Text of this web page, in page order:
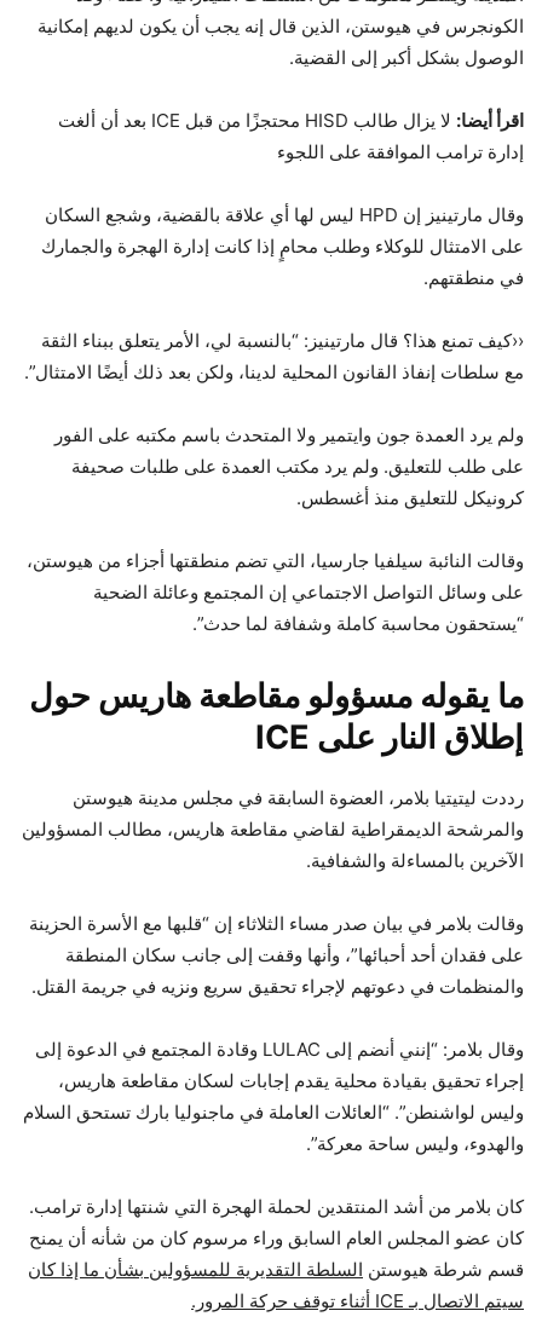
الكونجرس في هيوستن، الذين قال إنه يجب أن يكون لديهم إمكانية
الوصول بشكل أكبر إلى القضية.
اقرأ أيضا:
لا يزال طالب HISD محتجزًا من قبل ICE بعد أن ألغت
إدارة ترامب الموافقة على اللجوء
وقال مارتينيز إن HPD ليس لها أي علاقة بالقضية، وشجع السكان
على الامتثال للوكلاء وطلب محامٍ إذا كانت إدارة الهجرة والجمارك
في منطقتهم.
‹‹كيف تمنع هذا؟ قال مارتينيز: “بالنسبة لي، الأمر يتعلق ببناء الثقة
مع سلطات إنفاذ القانون المحلية لدينا، ولكن بعد ذلك أيضًا الامتثال”.
ولم يرد العمدة جون وايتمير ولا المتحدث باسم مكتبه على الفور
على طلب للتعليق. ولم يرد مكتب العمدة على طلبات صحيفة
كرونيكل للتعليق منذ أغسطس.
وقالت النائبة سيلفيا جارسيا، التي تضم منطقتها أجزاء من هيوستن،
على وسائل التواصل الاجتماعي إن المجتمع وعائلة الضحية
“يستحقون محاسبة كاملة وشفافة لما حدث”.
ما يقوله مسؤولو مقاطعة هاريس حول
إطلاق النار على ICE
رددت ليتيتيا بلامر، العضوة السابقة في مجلس مدينة هيوستن
والمرشحة الديمقراطية لقاضي مقاطعة هاريس، مطالب المسؤولين
الآخرين بالمساءلة والشفافية.
وقالت بلامر في بيان صدر مساء الثلاثاء إن “قلبها مع الأسرة الحزينة
على فقدان أحد أحبائها”، وأنها وقفت إلى جانب سكان المنطقة
والمنظمات في دعوتهم لإجراء تحقيق سريع ونزيه في جريمة القتل.
وقال بلامر: “إنني أنضم إلى LULAC وقادة المجتمع في الدعوة إلى
إجراء تحقيق بقيادة محلية يقدم إجابات لسكان مقاطعة هاريس،
وليس لواشنطن”. “العائلات العاملة في ماجنوليا بارك تستحق السلام
والهدوء، وليس ساحة معركة”.
كان بلامر من أشد المنتقدين لحملة الهجرة التي شنتها إدارة ترامب.
كان عضو المجلس العام السابق وراء مرسوم كان من شأنه أن يمنح
قسم شرطة هيوستن السلطة التقديرية للمسؤولين بشأن ما إذا كان
سيتم الاتصال بـ ICE أثناء توقف حركة المرور.